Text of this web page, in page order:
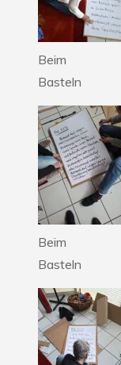
Beim
Basteln
Beim
Basteln